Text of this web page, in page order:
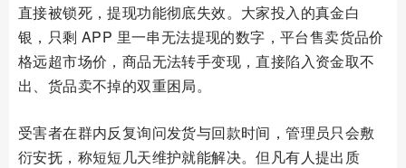
直接被锁死，提现功能彻底失效。大家投入的真金白
银，只剩 APP 里一串无法提现的数字，平台售卖货品价
格远超市场价，商品无法转手变现，直接陷入资金取不
出、货品卖不掉的双重困局。
受害者在群内反复询问发货与回款时间，管理员只会敷
衍安抚，称短短几天维护就能解决。但凡有人提出质